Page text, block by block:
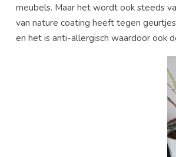
meubels. Maar het wordt ook steeds
van nature coating heeft tegen
en het is anti-allergisch waardoor ook